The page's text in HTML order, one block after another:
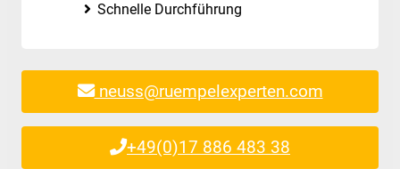
Schnelle Durchführung
neuss@ruempelexperten.com
+49(0)17 886 483 38